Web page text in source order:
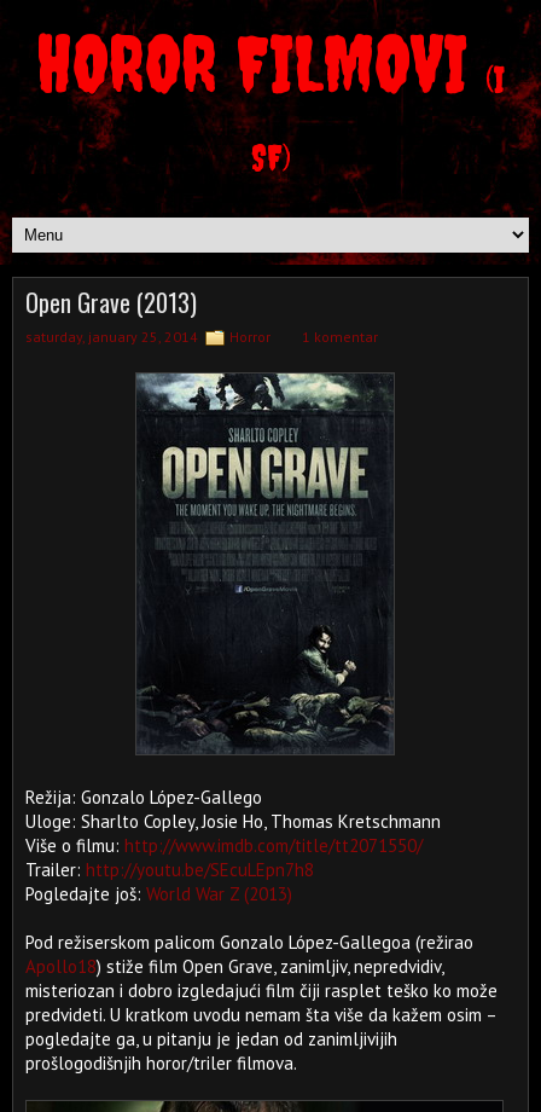
HOROR FILMOVI (I
SF)
Open Grave (2013)
saturday, january 25, 2014 Horror 1 komentar
Režija: Gonzalo López-Gallego
Uloge: Sharlto Copley, Josie Ho, Thomas Kretschmann
Više o filmu: http://www.imdb.com/title/tt2071550/
Trailer: http://youtu.be/SEcuLEpn7h8
Pogledajte još: World War Z (2013)
Pod režiserskom palicom Gonzalo López-Gallegoa (režirao
Apollo18) stiže film Open Grave, zanimljiv, nepredvidiv,
misteriozan i dobro izgledajući film čiji rasplet teško ko može
predvideti. U kratkom uvodu nemam šta više da kažem osim –
pogledajte ga, u pitanju je jedan od zanimljivijih
prošlogodišnjih horor/triler filmova.